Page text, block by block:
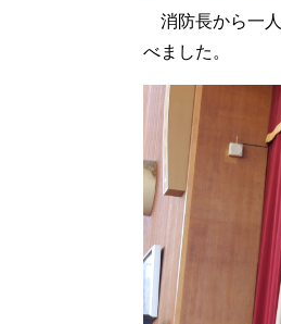
消防長から一人
べました。